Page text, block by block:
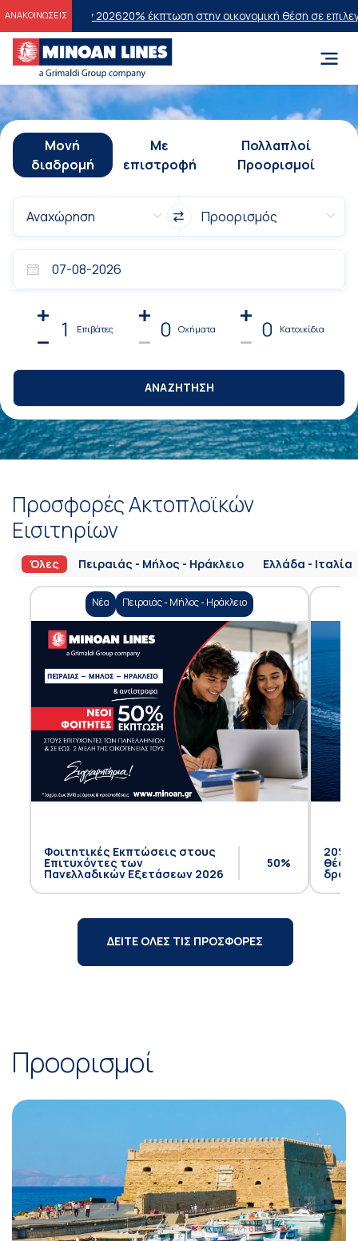
ΑΝΑΚΟΙΝΩΣΕΙΣ
202620% έκπτωση στην οικονομική θέση σε επιλεγμένα
Μονή
διαδρομή
Με
επιστροφή
Πολλαπλοί
Προορισμοί
1 Επιβάτες 0 Οχήματα 0 Κατοικίδια
ΑΝΑΖΗΤΗΣΗ
Προσφορές Ακτοπλοϊκών
Εισιτηρίων
Όλες Πειραιάς - Μήλος - Ηράκλειο Ελλάδα - Ιταλία
Νέα Πειραιάς - Μήλος - Ηράκλειο
Φοιτητικές Εκπτώσεις στους
Επιτυχόντες των
Πανελλαδικών Εξετάσεων 2026
50%
20%
θέση
ΔΕΙΤΕ ΟΛΕΣ ΤΙΣ ΠΡΟΣΦΟΡΕΣ
Προορισμοί